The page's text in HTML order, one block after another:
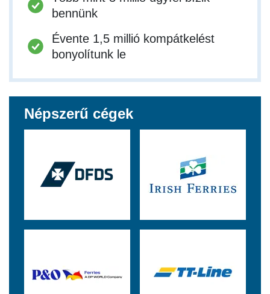
bennünk
Évente 1,5 millió kompátkelést
bonyolítunk le
Népszerű cégek